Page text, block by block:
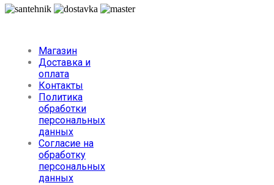
Магазин
Доставка и
оплата
Контакты
Политика
обработки
персональных
данных
Согласие на
обработку
персональных
данных